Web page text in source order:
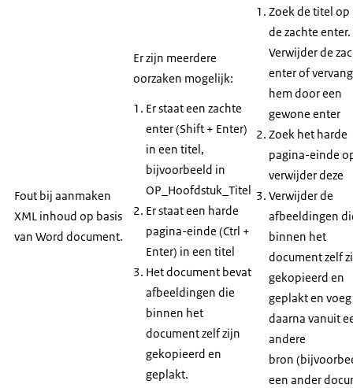
Fout bij aanmaken
XML inhoud op basis
van Word document.
Er zijn meerdere
oorzaken mogelijk:
Er staat een zachte
enter (Shift + Enter)
in een titel,
bijvoorbeeld in
OP_Hoofdstuk_Titel
Er staat een harde
pagina-einde (Ctrl +
Enter) in een titel
Het document bevat
afbeeldingen die
binnen het
document zelf zijn
gekopieerd en
geplakt.
Zoek de titel op
de zachte enter.
Verwijder de
enter of vervang
hem door een
gewone enter
Zoek het harde
pagina-einde
verwijder deze
Verwijder de
afbeeldingen
binnen het
document zelf
gekopieerd en
geplakt en voeg
daarna vanuit
andere
bron
een ander